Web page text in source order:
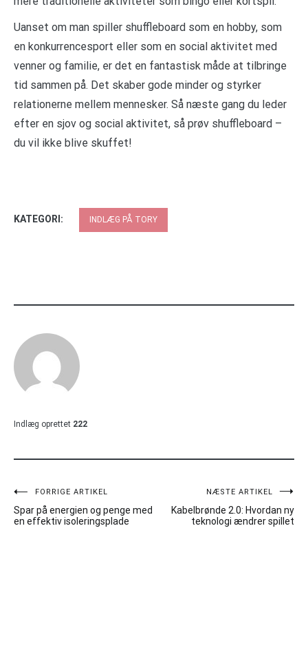
Uanset om man spiller shuffleboard som en hobby, som
en konkurrencesport eller som en social aktivitet med
venner og familie, er det en fantastisk måde at tilbringe
tid sammen på. Det skaber gode minder og styrker
relationerne mellem mennesker. Så næste gang du leder
efter en sjov og social aktivitet, så prøv shuffleboard –
du vil ikke blive skuffet!
KATEGORI: INDLÆG PÅ TORY
Indlæg oprettet 222
Indlægsnavigation
FORRIGE ARTIKEL
Spar på energien og penge med
en effektiv isoleringsplade
NÆSTE ARTIKEL
Kabelbrønde 2.0: Hvordan ny
teknologi ændrer spillet